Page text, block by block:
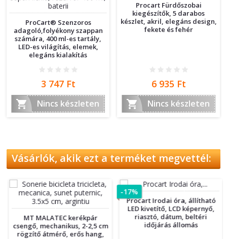
ProCart® Szenzoros
adagoló,folyékony szappan
számára, 400 ml-es tartály,
LED-es világítás, elemek,
elegáns kialakítás
Ár
3 747 Ft

Nincs készleten
Procart Fürdőszobai
kiegészítők, 5 darabos
készlet, akril, elegáns design,
fekete és fehér
Ár
6 935 Ft

Nincs készleten
Vásárlók, akik ezt a terméket megvettél:
MT MALATEC kerékpár
csengő, mechanikus, 2-2,5 cm
rögzítő átmérő, erős hang,
Procart Irodai óra, állítható
LED kivetítő, LCD képernyő,
riasztó, dátum, beltéri
időjárás állomás
-17%